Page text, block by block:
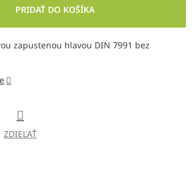
PRIDAŤ DO KOŠÍKA
zapustenou hlavou DIN 7991 bez
ZDIEĽAŤ